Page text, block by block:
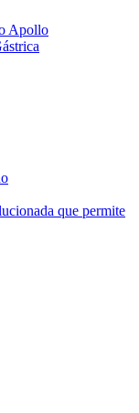
Apollo
que permite